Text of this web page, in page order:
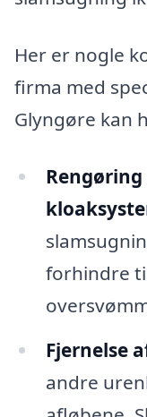
Her er nogle
firma med
Glyngøre kan
forhindre
Fjernelse
andre